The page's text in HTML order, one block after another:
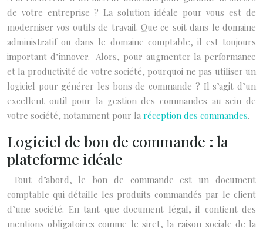
de votre entreprise ? La solution idéale pour vous est de
moderniser vos outils de travail. Que ce soit dans le domaine
administratif ou dans le domaine comptable, il est toujours
important d’innover. Alors, pour augmenter la performance
et la productivité de votre société, pourquoi ne pas utiliser un
logiciel pour générer les bons de commande ? Il s’agit d’un
excellent outil pour la gestion des commandes au sein de
votre société, notamment pour la réception des commandes.
Logiciel de bon de commande : la
plateforme idéale
Tout d’abord, le bon de commande est un document
comptable qui détaille les produits commandés par le client
d’une société. En tant que document légal, il contient des
mentions obligatoires comme le siret, la raison sociale de la